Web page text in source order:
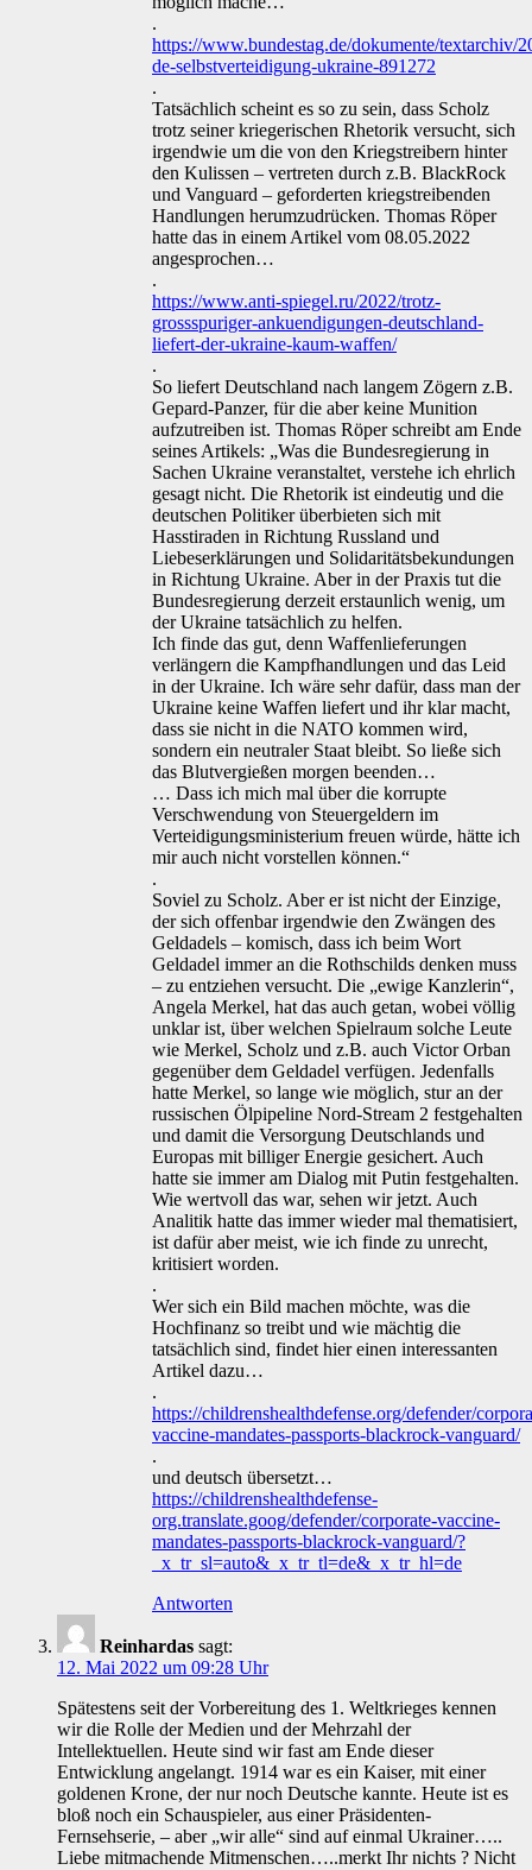
.
https://www.bundestag.de/dokumente/textarchiv/
de-selbstverteidigung-ukraine-891272
.
Tatsächlich scheint es so zu sein, dass Scholz
trotz seiner kriegerischen Rhetorik versucht, sich
irgendwie um die von den Kriegstreibern hinter
den Kulissen – vertreten durch z.B. BlackRock
und Vanguard – geforderten kriegstreibenden
Handlungen herumzudrücken. Thomas Röper
hatte das in einem Artikel vom 08.05.2022
angesprochen…
.
https://www.anti-spiegel.ru/2022/trotz-
grossspuriger-ankuendigungen-deutschland-
liefert-der-ukraine-kaum-waffen/
.
So liefert Deutschland nach langem Zögern z.B.
Gepard-Panzer, für die aber keine Munition
aufzutreiben ist. Thomas Röper schreibt am Ende
seines Artikels: „Was die Bundesregierung in
Sachen Ukraine veranstaltet, verstehe ich ehrlich
gesagt nicht. Die Rhetorik ist eindeutig und die
deutschen Politiker überbieten sich mit
Hasstiraden in Richtung Russland und
Liebeserklärungen und Solidaritätsbekundungen
in Richtung Ukraine. Aber in der Praxis tut die
Bundesregierung derzeit erstaunlich wenig, um
der Ukraine tatsächlich zu helfen.
Ich finde das gut, denn Waffenlieferungen
verlängern die Kampfhandlungen und das Leid
in der Ukraine. Ich wäre sehr dafür, dass man der
Ukraine keine Waffen liefert und ihr klar macht,
dass sie nicht in die NATO kommen wird,
sondern ein neutraler Staat bleibt. So ließe sich
das Blutvergießen morgen beenden…
… Dass ich mich mal über die korrupte
Verschwendung von Steuergeldern im
Verteidigungsministerium freuen würde, hätte ich
mir auch nicht vorstellen können.“
.
Soviel zu Scholz. Aber er ist nicht der Einzige,
der sich offenbar irgendwie den Zwängen des
Geldadels – komisch, dass ich beim Wort
Geldadel immer an die Rothschilds denken muss
– zu entziehen versucht. Die „ewige Kanzlerin“,
Angela Merkel, hat das auch getan, wobei völlig
unklar ist, über welchen Spielraum solche Leute
wie Merkel, Scholz und z.B. auch Victor Orban
gegenüber dem Geldadel verfügen. Jedenfalls
hatte Merkel, so lange wie möglich, stur an der
russischen Ölpipeline Nord-Stream 2 festgehalten
und damit die Versorgung Deutschlands und
Europas mit billiger Energie gesichert. Auch
hatte sie immer am Dialog mit Putin festgehalten.
Wie wertvoll das war, sehen wir jetzt. Auch
Analitik hatte das immer wieder mal thematisiert,
ist dafür aber meist, wie ich finde zu unrecht,
kritisiert worden.
.
Wer sich ein Bild machen möchte, was die
Hochfinanz so treibt und wie mächtig die
tatsächlich sind, findet hier einen interessanten
Artikel dazu…
.
https://childrenshealthdefense.org/defender/
vaccine-mandates-passports-blackrock-vanguard/
.
und deutsch übersetzt…
https://childrenshealthdefense-
org.translate.goog/defender/corporate-vaccine-
mandates-passports-blackrock-vanguard/?
_x_tr_sl=auto&_x_tr_tl=de&_x_tr_hl=de
Antworten
Reinhardas sagt:
12. Mai 2022 um 09:28 Uhr
Spätestens seit der Vorbereitung des 1. Weltkrieges kennen
wir die Rolle der Medien und der Mehrzahl der
Intellektuellen. Heute sind wir fast am Ende dieser
Entwicklung angelangt. 1914 war es ein Kaiser, mit einer
goldenen Krone, der nur noch Deutsche kannte. Heute ist es
bloß noch ein Schauspieler, aus einer Präsidenten-
Fernsehserie, – aber „wir alle“ sind auf einmal Ukrainer…..
Liebe mitmachende Mitmenschen…..merkt Ihr nichts ? Nicht